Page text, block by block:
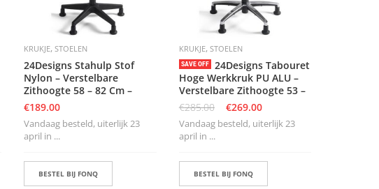
KRUKJE,STOELEN
24Designs Stahulp Stof
Nylon – Verstelbare
Zithoogte 58 – 82 Cm –
€189.00
Vandaag besteld, uiterlijk 23
april in ...
BESTEL BIJ FONQ
KRUKJE, STOELEN
SAVE OFF
24Designs Tabouret
Hoge Werkkruk PU ALU –
Verstelbare Zithoogte 53 –
€285.00 €269.00
Vandaag besteld, uiterlijk 23
april in ...
BESTEL BIJ FONQ